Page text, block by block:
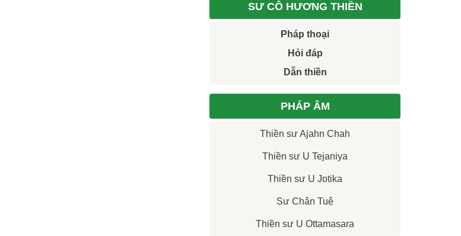
SƯ CÔ HƯƠNG THIỀN
Pháp thoại
Hỏi đáp
Dẫn thiền
PHÁP ÂM
Thiền sư Ajahn Chah
Thiền sư U Tejaniya
Thiền sư U Jotika
Sư Chân Tuệ
Thiền sư U Ottamasara